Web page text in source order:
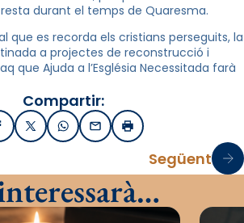
durant el temps de Quaresma.
que es recorda els cristians perseguits, la
a projectes de reconstrucció i
que Ajuda a l’Església Necessitada farà
Compartir:
X / TwitterWhatsApp
EmailImprimir
Següent